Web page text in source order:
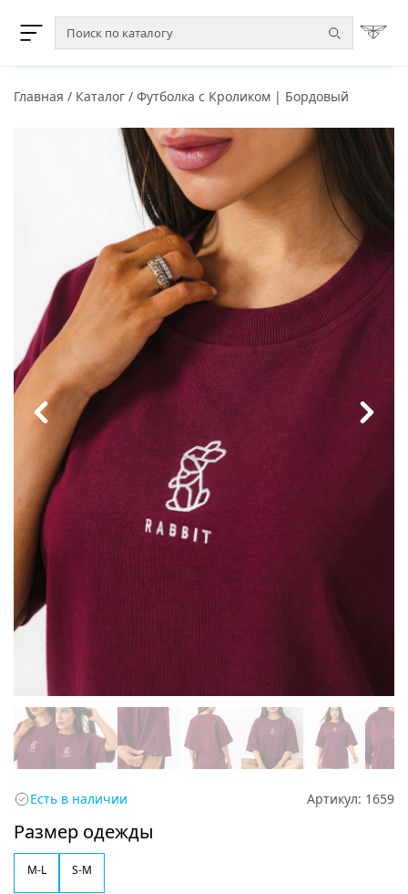
Главная / Каталог / Футболка с Кроликом | Бордовый
Есть в наличии Артикул: 1659
Размер одежды
M-L S-M